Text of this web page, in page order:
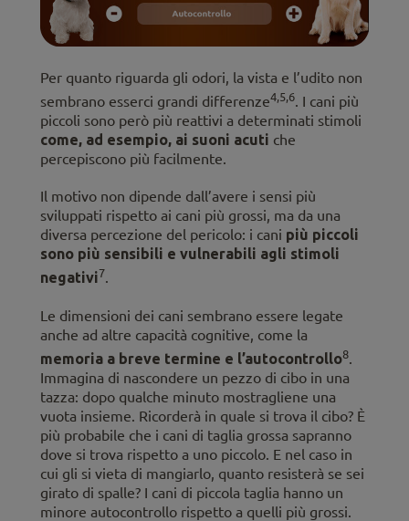
Per quanto riguarda gli odori, la vista e l’udito non
sembrano esserci grandi differenze4,5,6. I cani più
piccoli sono però più reattivi a determinati stimoli
come, ad esempio, ai suoni acuti che
percepiscono più facilmente.
Il motivo non dipende dall’avere i sensi più
sviluppati rispetto ai cani più grossi, ma da una
diversa percezione del pericolo: i cani più piccoli
sono più sensibili e vulnerabili agli stimoli
negativi7.
Le dimensioni dei cani sembrano essere legate
anche ad altre capacità cognitive, come la
memoria a breve termine e l’autocontrollo8.
Immagina di nascondere un pezzo di cibo in una
tazza: dopo qualche minuto mostragliene una
vuota insieme. Ricorderà in quale si trova il cibo? È
più probabile che i cani di taglia grossa sapranno
dove si trova rispetto a uno piccolo. E nel caso in
cui gli si vieta di mangiarlo, quanto resisterà se sei
girato di spalle? I cani di piccola taglia hanno un
minore autocontrollo rispetto a quelli più grossi.